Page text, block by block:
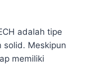
adalah tipe
solid. Meskipun
memiliki